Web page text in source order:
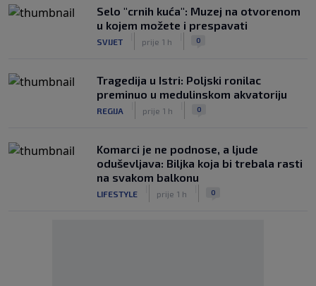
Selo "crnih kuća": Muzej na otvorenom
u kojem možete i prespavati
SVIJET prije 1 h 0
Tragedija u Istri: Poljski ronilac
preminuo u medulinskom akvatoriju
REGIJA prije 1 h 0
Komarci je ne podnose, a ljude
oduševljava: Biljka koja bi trebala rasti
na svakom balkonu
LIFESTYLE prije 1 h 0